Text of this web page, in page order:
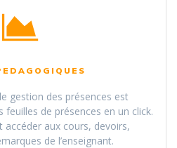
gestion des présences est
de présences en un click.
accéder aux cours, devoirs,
de l’enseignant.